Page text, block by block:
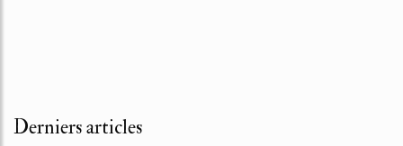
Derniers articles